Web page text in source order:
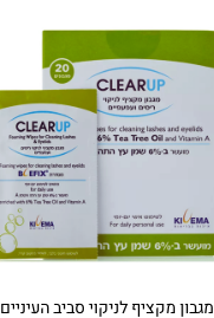
מגבון מקציף לניקוי סביב העיניים